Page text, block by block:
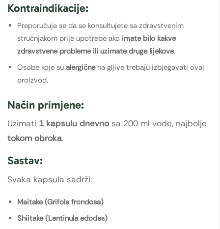
Kontraindikacije:
Preporučuje se da se konsultujete sa zdravstvenim
stručnjakom prije upotrebe ako imate bilo kakve
zdravstvene probleme ili uzimate druge lijekove.
Osobe koje su alergičnena gljive trebaju izbjegavati ovaj
proizvod.
Način primjene:
Uzimati 1 kapsulu dnevno sa 200 ml vode, najbolje
tokom obroka.
Sastav:
Svaka kapsula sadrži:
Maitake (Grifola frondosa)
Shiitake (Lentinula edodes)